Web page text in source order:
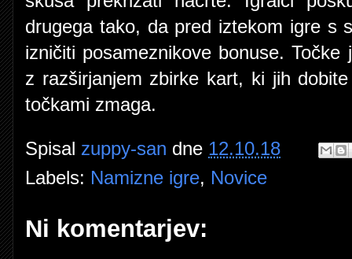
drugega tako, da pred iztekom igre s
izničiti posameznikove bonuse. Točke
z razširjanjem zbirke kart, ki jih
točkami zmaga.
Spisal zuppy-san dne 12.10.18
Labels: Namizne igre, Novice
Ni komentarjev: